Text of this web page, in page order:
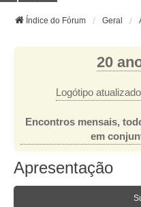
Índice do Fórum Geral
20
Logótipo
Encontros mensais,
em
Apresentação